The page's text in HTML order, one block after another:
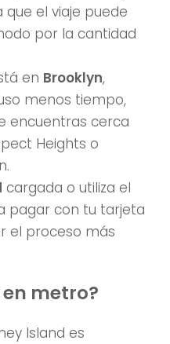
que el viaje puede
por la cantidad
en Brooklyn,
menos tiempo,
encuentras cerca
Heights o
cargada o utiliza el
pagar con tu tarjeta
el proceso más
en metro?
Island es